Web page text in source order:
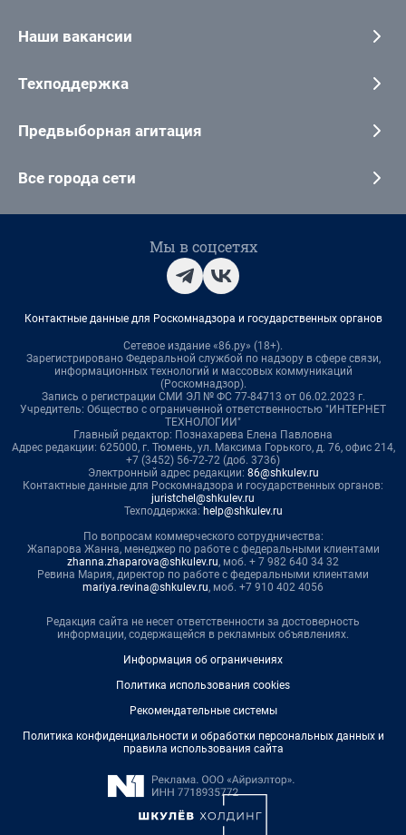
Наши вакансии
Техподдержка
Предвыборная агитация
Все города сети
Мы в соцсетях
Контактные данные для Роскомнадзора и государственных органов
Сетевое издание «86.ру» (18+).
Зарегистрировано Федеральной службой по надзору в сфере связи,
информационных технологий и массовых коммуникаций
(Роскомнадзор).
Запись о регистрации СМИ ЭЛ № ФС 77-84713 от 06.02.2023 г.
Учредитель: Общество с ограниченной ответственностью "ИНТЕРНЕТ
ТЕХНОЛОГИИ"
Главный редактор: Познахарева Елена Павловна
Адрес редакции: 625000, г. Тюмень, ул. Максима Горького, д. 76, офис 214,
+7 (3452) 56-72-72 (доб. 3736)
Электронный адрес редакции: 86@shkulev.ru
Контактные данные для Роскомнадзора и государственных органов:
juristchel@shkulev.ru
Техподдержка: help@shkulev.ru
По вопросам коммерческого сотрудничества:
Жапарова Жанна, менеджер по работе с федеральными клиентами
zhanna.zhaparova@shkulev.ru, моб. + 7 982 640 34 32
Ревина Мария, директор по работе с федеральными клиентами
mariya.revina@shkulev.ru, моб. +7 910 402 4056
Редакция сайта не несет ответственности за достоверность
информации, содержащейся в рекламных объявлениях.
Информация об ограничениях
Политика использования cookies
Рекомендательные системы
Политика конфиденциальности и обработки персональных данных и
правила использования сайта